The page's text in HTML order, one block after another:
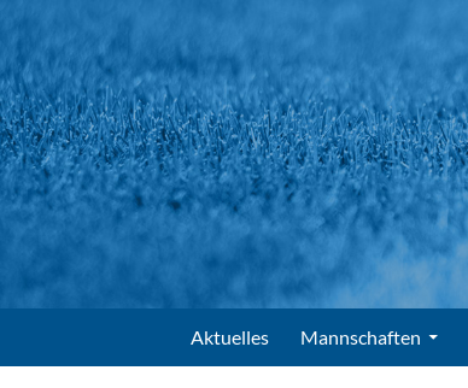
FV Gondelsheim e.V.Zum Inhalt springen
Aktuelles Mannschaften